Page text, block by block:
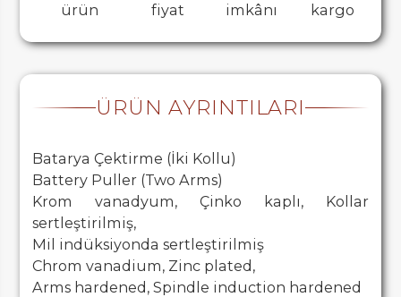
ürün
fiyat
imkânı
kargo
ÜRÜN AYRINTILARI
Batarya Çektirme (İki Kollu)
Battery Puller (Two Arms)
Krom vanadyum, Çinko kaplı, Kollar
sertleştirilmiş,
Mil indüksiyonda sertleştirilmiş
Chrom vanadium, Zinc plated,
Arms hardened, Spindle induction hardened